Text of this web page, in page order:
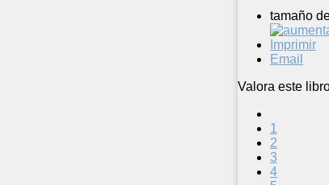
tamaño
Imprimir
Email
Valora este
1
2
3
4